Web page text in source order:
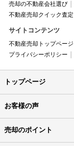
売却の不動産会社選び
不動産売却クイック査定
サイトコンテンツ
不動産売却トップページ
プライバシーポリシー
トップページ
お客様の声
売却のポイント